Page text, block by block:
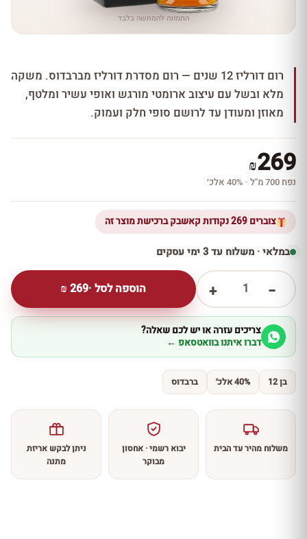
התמונה להמחשה בלבד
רום דורליז 12 שנים — רום מסדרת דורליז מברבדוס. משקה
מלא ובשל עם עיצוב ארומטי מורגש ואופי עשיר ומלטף,
מאוזן ומעודן עד לרושם סופי חלק ועמוק.
₪269
נפח 700 מ''ל · 40% אלכ׳
צוברים 269 נקודות קאשבק ברכישת מוצר זה
במלאי · משלוח עד 3 ימי עסקים
−
1
+ הוספה לסל ·269
₪
צריכים עזרה או יש לכם שאלה?
דברו איתנו בוואטסאפ ←
בן 12 40% אלכ׳ ברבדוס
משלוח מהיר עד הבית
יבוא רשמי · אחסון
מבוקר
ניתן לבקש אריזת
מתנה